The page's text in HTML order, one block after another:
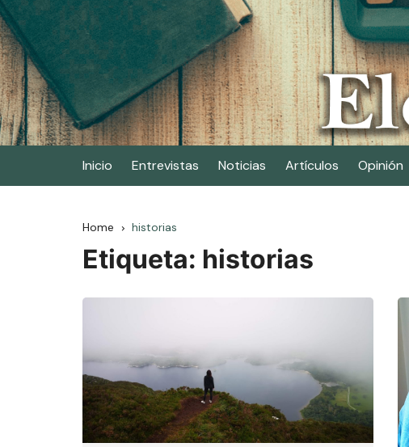
Skip
to
content
Elescritor.es
El periódico digital de los escritores
Inicio Entrevistas Noticias Artículos Opinión
Home historias
Etiqueta: historias